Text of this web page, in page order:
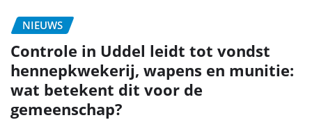
NIEUWS
Controle in Uddel leidt tot vondst
hennepkwekerij, wapens en munitie:
wat betekent dit voor de
gemeenschap?